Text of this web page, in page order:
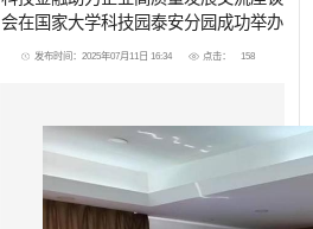
会在国家大学科技园泰安分园成功举办
发布时间：2025年07月11日 16:34 点击： 158